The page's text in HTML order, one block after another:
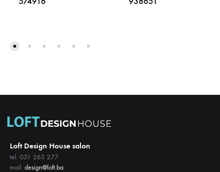
Loft Design House salon
tel: 051 263 277
mail: design@loft.ba